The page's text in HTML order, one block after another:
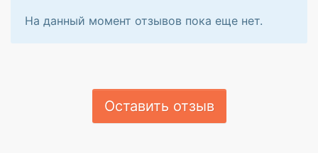
На данный момент отзывов пока еще нет.
Оставить отзыв